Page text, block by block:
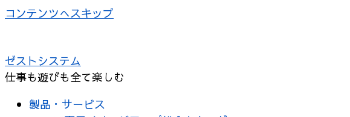
コンテンツへスキップ
ゼストシステム
仕事も遊びも全て楽しむ
製品・サービス